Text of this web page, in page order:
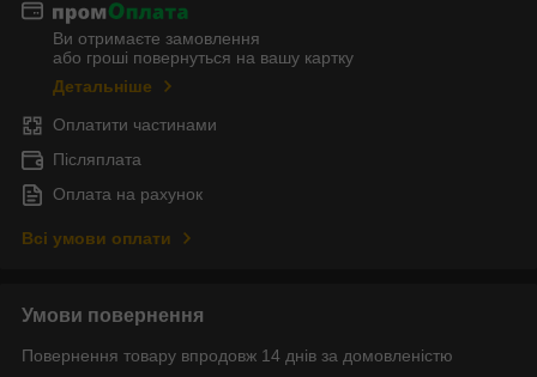
Ви отримаєте замовлення
або гроші повернуться на вашу картку
Детальніше
Оплатити частинами
Післяплата
Оплата на рахунок
Всі умови оплати
Умови повернення
Повернення товару впродовж 14 днів за домовленістю